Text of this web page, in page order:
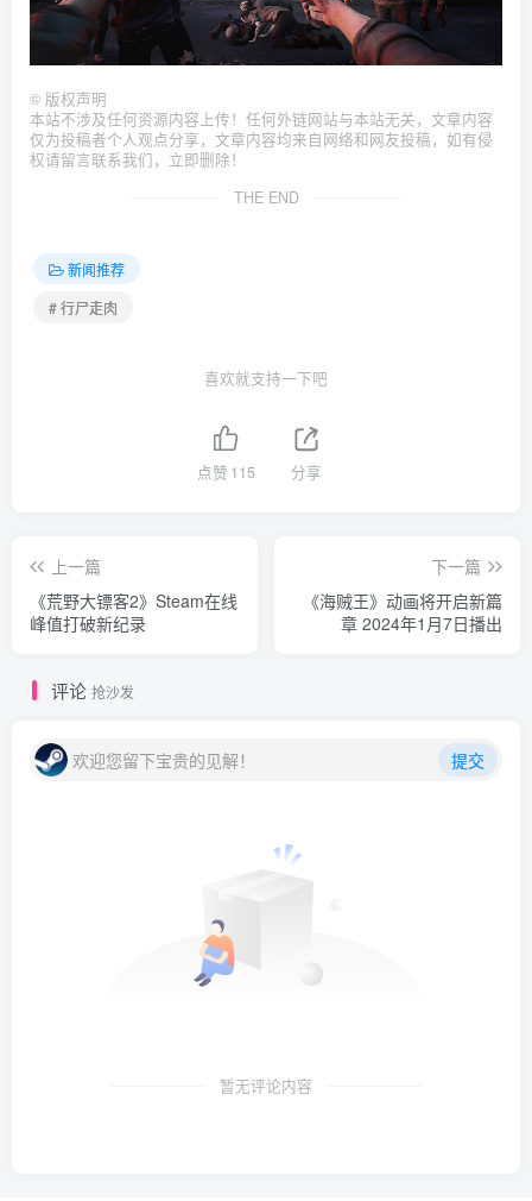
© 版权声明
本站不涉及任何资源内容上传！任何外链网站与本站无关，文章内容
仅为投稿者个人观点分享，文章内容均来自网络和网友投稿，如有侵
权请留言联系我们，立即删除！
THE END
新闻推荐
# 行尸走肉
喜欢就支持一下吧
点赞 115 分享
上一篇
《荒野大镖客2》Steam在线
峰值打破新纪录
下一篇
《海贼王》动画将开启新篇
章 2024年1月7日播出
评论 抢沙发
欢迎您留下宝贵的见解！ 提交
暂无评论内容